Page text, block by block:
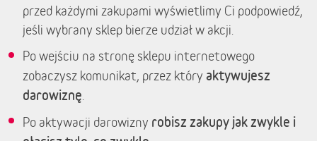
przed każdymi zakupami wyświetlimy Ci podpowiedź,
jeśli wybrany sklep bierze udział w akcji.
Po wejściu na stronę sklepu internetowego
zobaczysz komunikat, przez który aktywujesz
darowiznę
Po aktywacji darowizny robisz zakupy jak zwykle i